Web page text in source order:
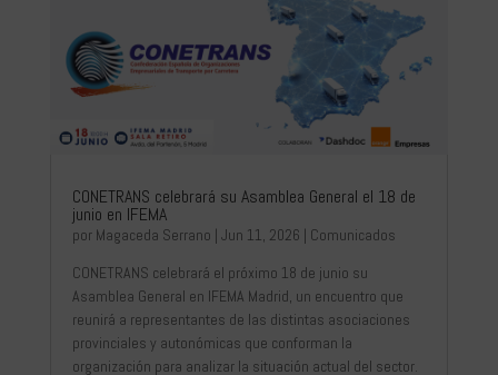
CONETRANS celebrará su Asamblea General el 18 de
junio en IFEMA
por Magaceda Serrano | Jun 11, 2026 | Comunicados
CONETRANS celebrará el próximo 18 de junio su
Asamblea General en IFEMA Madrid, un encuentro que
reunirá a representantes de las distintas asociaciones
provinciales y autonómicas que conforman la
organización para analizar la situación actual del sector.